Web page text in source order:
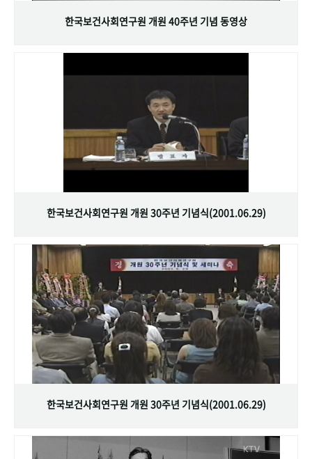
한국보건사회연구원 개원 40주년 기념 동영상
한국보건사회연구원 개원 30주년 기념식(2001.06.29)
한국보건사회연구원 개원 30주년 기념식(2001.06.29)